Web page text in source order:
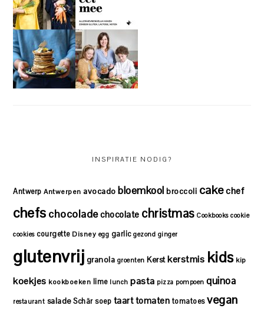
INSPIRATIE NODIG?
Antwerp Antwerpen avocado bloemkool broccoli cakechef
chefs chocoladechocolate christmas Cookbooks cookie
cookies courgette Disney egg garlic gezond ginger
glutenvrij granola groenten Kerst kerstmis kids kip
koekjes kookboeken lime lunch pasta pizza pompoen quinoa
restaurant salade Schär soep taarttomaten tomatoes vegan